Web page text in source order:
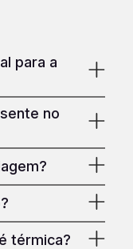
para a
no
térmica?